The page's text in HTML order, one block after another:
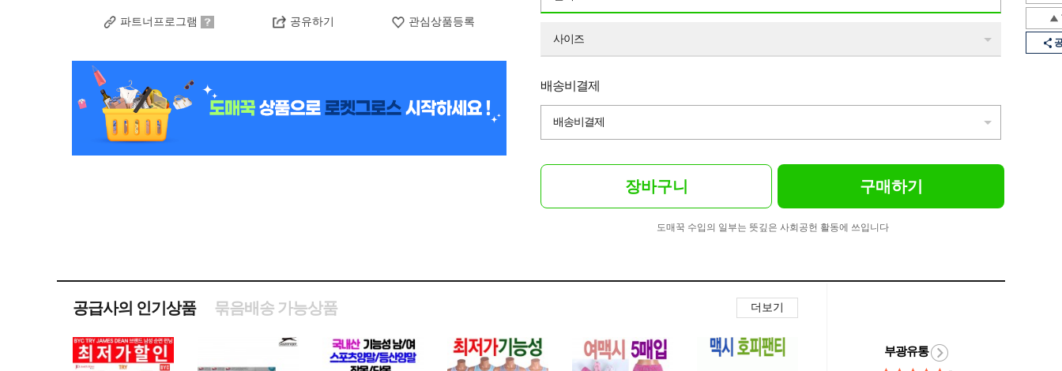
파트너프로그램 공유하기 관심상품등록
사이즈
배송비결제
배송비결제
장바구니 구매하기
도매꾹 수입의 일부는 뜻깊은 사회공헌 활동에 쓰입니다
공급사의 인기상품 더보기
묶음배송 가능상품
부광유통